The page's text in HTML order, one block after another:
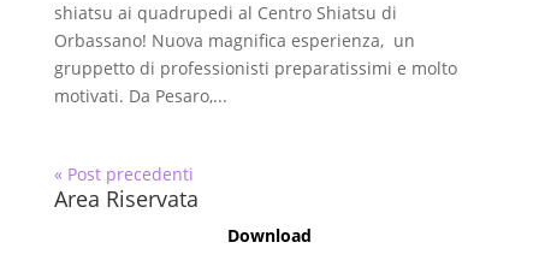
shiatsu ai quadrupedi al Centro Shiatsu di
Orbassano! Nuova magnifica esperienza, un
gruppetto di professionisti preparatissimi e molto
motivati. Da Pesaro,...
« Post precedenti
Area Riservata
Download